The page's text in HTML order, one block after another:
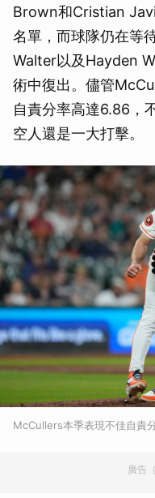
Brown和Cristian
名單，而球隊仍在等
Walter以及Hayden
術中復出。儘管
自責分率高達6.86，
空人還是一大打擊。
McCullers本季表現不佳自責
廣告